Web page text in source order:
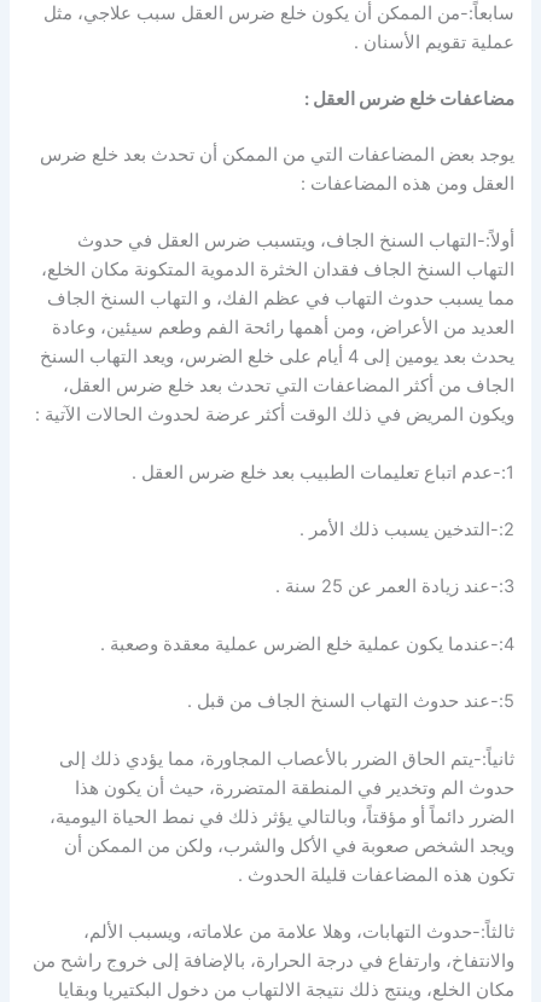
سابعاً:-من الممكن أن يكون خلع ضرس العقل سبب علاجي، مثل
عملية تقويم الأسنان .
مضاعفات خلع ضرس العقل :
يوجد بعض المضاعفات التي من الممكن أن تحدث بعد خلع ضرس
العقل ومن هذه المضاعفات :
أولاً:-التهاب السنخ الجاف، ويتسبب ضرس العقل في حدوث
التهاب السنخ الجاف فقدان الخثرة الدموية المتكونة مكان الخلع،
مما يسبب حدوث التهاب في عظم الفك، و التهاب السنخ الجاف
العديد من الأعراض، ومن أهمها رائحة الفم وطعم سيئين، وعادة
يحدث بعد يومين إلى 4 أيام على خلع الضرس، ويعد التهاب السنخ
الجاف من أكثر المضاعفات التي تحدث بعد خلع ضرس العقل،
ويكون المريض في ذلك الوقت أكثر عرضة لحدوث الحالات الآتية :
1:-عدم اتباع تعليمات الطبيب بعد خلع ضرس العقل .
2:-التدخين يسبب ذلك الأمر .
3:-عند زيادة العمر عن 25 سنة .
4:-عندما يكون عملية خلع الضرس عملية معقدة وصعبة .
5:-عند حدوث التهاب السنخ الجاف من قبل .
ثانياً:-يتم الحاق الضرر بالأعصاب المجاورة، مما يؤدي ذلك إلى
حدوث الم وتخدير في المنطقة المتضررة، حيث أن يكون هذا
الضرر دائماً أو مؤقتاً، وبالتالي يؤثر ذلك في نمط الحياة اليومية،
ويجد الشخص صعوبة في الأكل والشرب، ولكن من الممكن أن
تكون هذه المضاعفات قليلة الحدوث .
ثالثاً:-حدوث التهابات، وهلا علامة من علاماته، ويسبب الألم،
والانتفاخ، وارتفاع في درجة الحرارة، بالإضافة إلى خروج راشح من
مكان الخلع، وينتج ذلك نتيجة الالتهاب من دخول البكتيريا وبقايا